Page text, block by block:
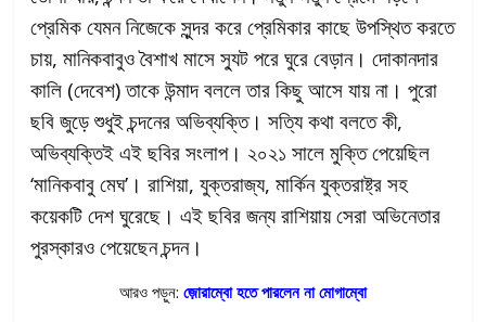
প্রেমিক যেমন নিজেকে সুন্দর করে প্রেমিকার কাছে উপস্থিত করতে
চায়, মানিকবাবুও বৈশাখ মাসে স্যুট পরে ঘুরে বেড়ান। দোকানদার
কালি (দেবেশ) তাকে উন্মাদ বললে তার কিছু আসে যায় না। পুরো
ছবি জুড়ে শুধুই চন্দনের অভিব্যক্তি। সত্যি কথা বলতে কী,
অভিব্যক্তিই এই ছবির সংলাপ। ২০২১ সালে মুক্তি পেয়েছিল
‘মানিকবাবু মেঘ’। রাশিয়া, যুক্তরাজ্য, মার্কিন যুক্তরাষ্ট্র সহ
কয়েকটি দেশ ঘুরেছে। এই ছবির জন্য রাশিয়ায় সেরা অভিনেতার
পুরস্কারও পেয়েছেন চন্দন।
আরও পড়ুন: জ়োরাম্বো হতে পারলেন না মোগাম্বো